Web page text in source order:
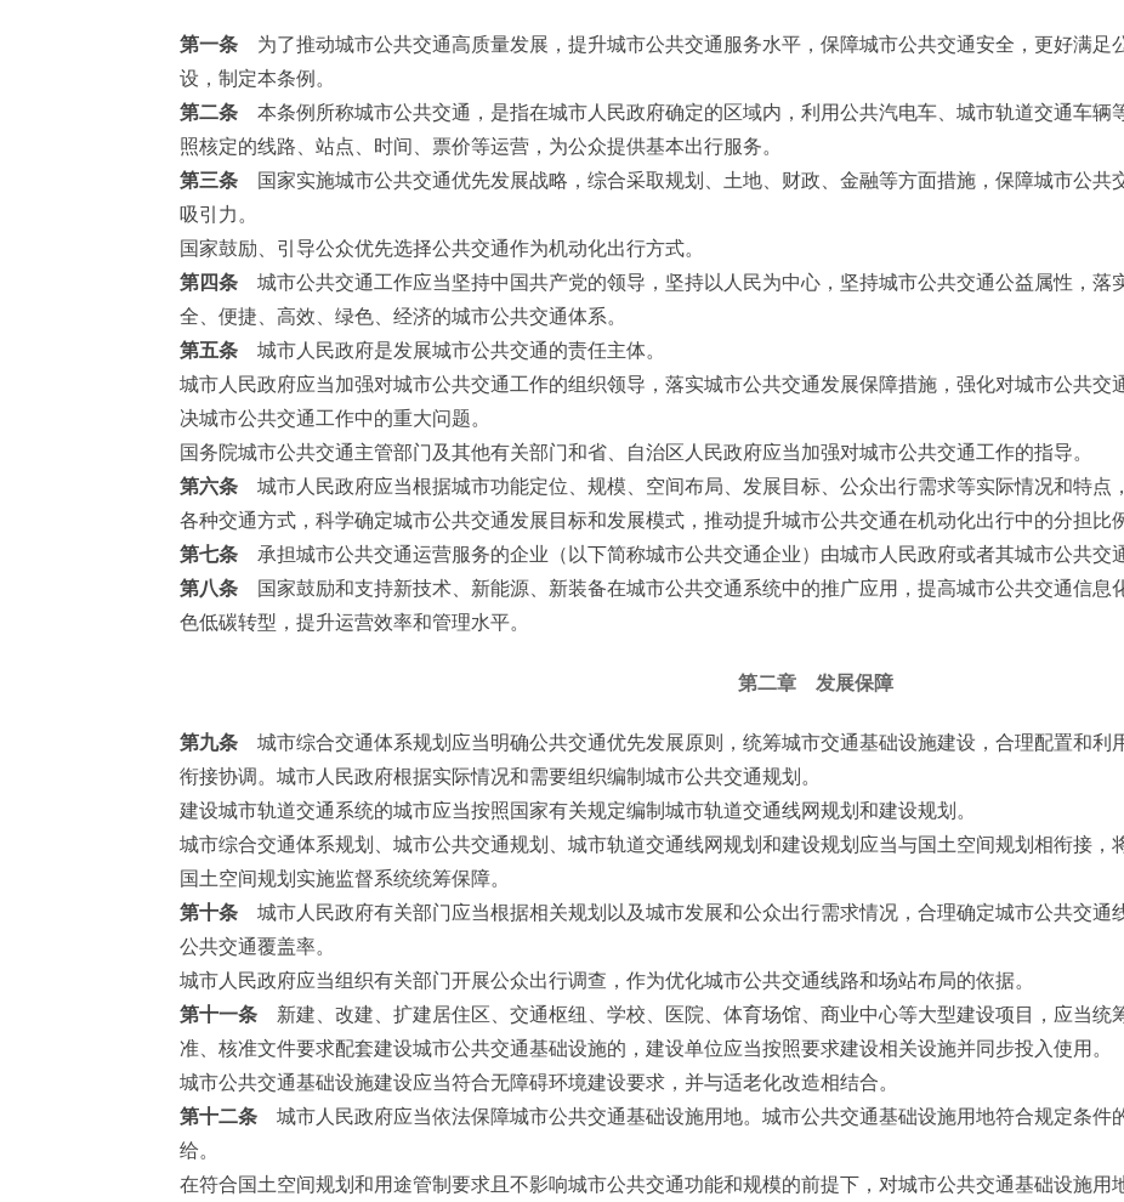
第一条为了推动城市公共交通高质量发展，提升城市公共交通服务水平，保障城市公共交通安全，更好满足
设，制定本条例。
第二条本条例所称城市公共交通，是指在城市人民政府确定的区域内，利用公共汽电车、城市轨道交通车辆
照核定的线路、站点、时间、票价等运营，为公众提供基本出行服务。
第三条国家实施城市公共交通优先发展战略，综合采取规划、土地、财政、金融等方面措施，保障城市公共
吸引力。
国家鼓励、引导公众优先选择公共交通作为机动化出行方式。
第四条城市公共交通工作应当坚持中国共产党的领导，坚持以人民为中心，坚持城市公共交通公益属性，落
全、便捷、高效、绿色、经济的城市公共交通体系。
第五条城市人民政府是发展城市公共交通的责任主体。
城市人民政府应当加强对城市公共交通工作的组织领导，落实城市公共交通发展保障措施，强化对城市公共
决城市公共交通工作中的重大问题。
国务院城市公共交通主管部门及其他有关部门和省、自治区人民政府应当加强对城市公共交通工作的指导。
第六条城市人民政府应当根据城市功能定位、规模、空间布局、发展目标、公众出行需求等实际情况和特点
各种交通方式，科学确定城市公共交通发展目标和发展模式，推动提升城市公共交通在机动化出行中的分担比例
第七条承担城市公共交通运营服务的企业（以下简称城市公共交通企业）由城市人民政府或者其城市公共交
第八条国家鼓励和支持新技术、新能源、新装备在城市公共交通系统中的推广应用，提高城市公共交通信息
色低碳转型，提升运营效率和管理水平。
第二章 发展保障
第九条城市综合交通体系规划应当明确公共交通优先发展原则，统筹城市交通基础设施建设，合理配置和利
衔接协调。城市人民政府根据实际情况和需要组织编制城市公共交通规划。
建设城市轨道交通系统的城市应当按照国家有关规定编制城市轨道交通线网规划和建设规划。
城市综合交通体系规划、城市公共交通规划、城市轨道交通线网规划和建设规划应当与国土空间规划相衔接，
国土空间规划实施监督系统统筹保障。
第十条城市人民政府有关部门应当根据相关规划以及城市发展和公众出行需求情况，合理确定城市公共交通
公共交通覆盖率。
城市人民政府应当组织有关部门开展公众出行调查，作为优化城市公共交通线路和场站布局的依据。
第十一条新建、改建、扩建居住区、交通枢纽、学校、医院、体育场馆、商业中心等大型建设项目，应当统
准、核准文件要求配套建设城市公共交通基础设施的，建设单位应当按照要求建设相关设施并同步投入使用。
城市公共交通基础设施建设应当符合无障碍环境建设要求，并与适老化改造相结合。
第十二条城市人民政府应当依法保障城市公共交通基础设施用地。城市公共交通基础设施用地符合规定条件
给。
在符合国土空间规划和用途管制要求且不影响城市公共交通功能和规模的前提下，对城市公共交通基础设施用